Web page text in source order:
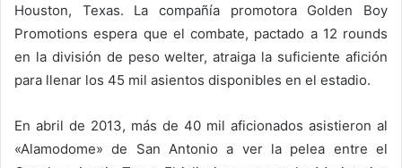
Houston, Texas. La compañía promotora Golden Boy
Promotions espera que el combate, pactado a 12 rounds
en la división de peso welter, atraiga la suficiente afición
para llenar los 45 mil asientos disponibles en el estadio.
En abril de 2013, más de 40 mil aficionados asistieron al
«Alamodome» de San Antonio a ver la pelea entre el